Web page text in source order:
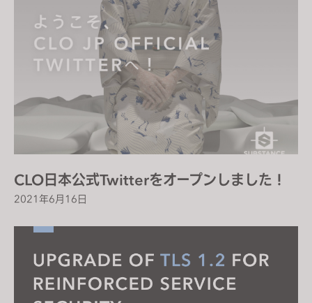
CLO日本公式Twitterをオープンしました！
2021年6月16日